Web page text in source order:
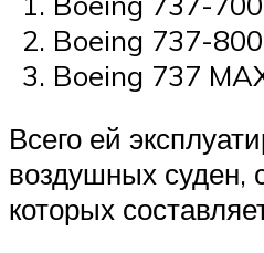
Boeing 737-
Boeing 737
Всего ей
воздушных суден,
которых